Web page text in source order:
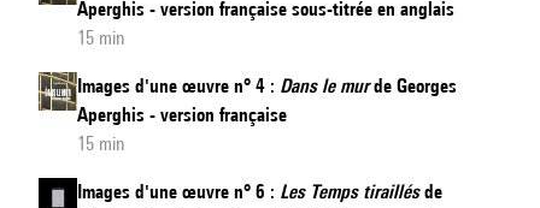
Aperghis - version française sous-titrée en anglais
15 min
Images d'une œuvre n° 4 : Dans le murde Georges
Aperghis - version française
15 min
Images d'une œuvre n° 6 : Les Temps tiraillésde